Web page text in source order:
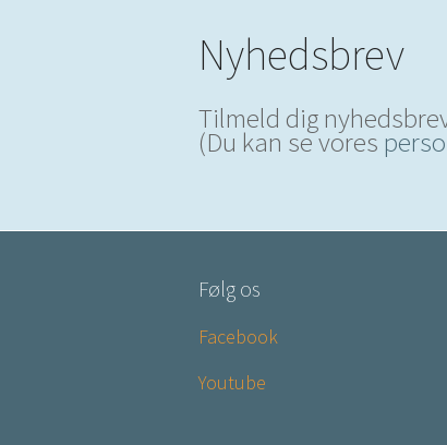
Nyhedsbrev
Tilmeld dig
(Du kan se vores
Følg os
Facebook
Youtube